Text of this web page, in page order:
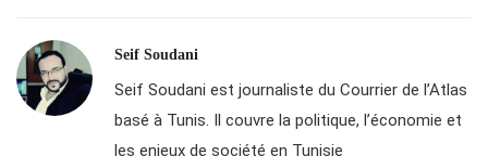
Seif Soudani
Seif Soudani est journaliste du Courrier de l’Atlas
basé à Tunis. Il couvre la politique, l’économie et
les enjeux de société en Tunisie